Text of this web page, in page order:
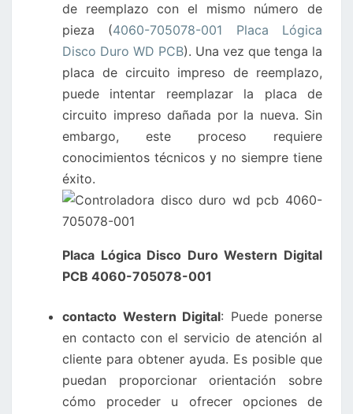
de reemplazo con el mismo número de
pieza (4060-705078-001 Placa Lógica
Disco Duro WD PCB). Una vez que tenga la
placa de circuito impreso de reemplazo,
puede intentar reemplazar la placa de
circuito impreso dañada por la nueva. Sin
embargo, este proceso requiere
conocimientos técnicos y no siempre tiene
éxito.
Placa Lógica Disco Duro Western Digital
PCB 4060-705078-001
contacto Western Digital: Puede ponerse
en contacto con el servicio de atención al
cliente para obtener ayuda. Es posible que
puedan proporcionar orientación sobre
cómo proceder u ofrecer opciones de